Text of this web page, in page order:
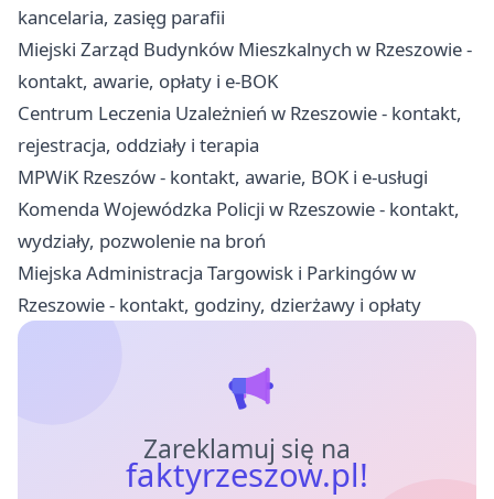
kancelaria, zasięg parafii
Miejski Zarząd Budynków Mieszkalnych w Rzeszowie -
kontakt, awarie, opłaty i e-BOK
Centrum Leczenia Uzależnień w Rzeszowie - kontakt,
rejestracja, oddziały i terapia
MPWiK Rzeszów - kontakt, awarie, BOK i e-usługi
Komenda Wojewódzka Policji w Rzeszowie - kontakt,
wydziały, pozwolenie na broń
Miejska Administracja Targowisk i Parkingów w
Rzeszowie - kontakt, godziny, dzierżawy i opłaty
Zareklamuj się na
faktyrzeszow.pl!